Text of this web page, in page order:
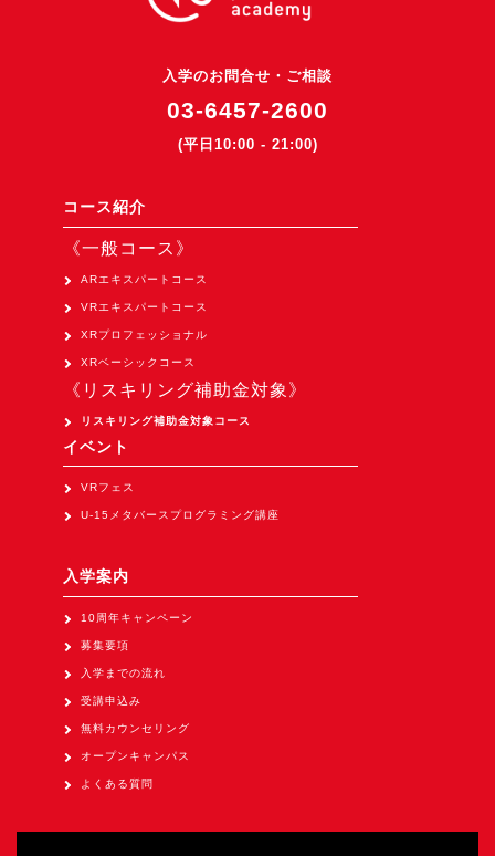
Apple Vision Pro アプリ開発研修
HoloLens 2 アプリ開発研修
《研究会》
XRビジネスフォーラム
《展示会》
TOKYO DIGICONX2026
（1/8～10東京ビッグサイト）に出展。
オートモーティブワールド2026
（1/21～23東京ビッグサイト）に出展。
Tsumiki Community Day 2026
《求人》
求人申込み
入学のお問合せ・ご相談
03-6457-2600
(平日10:00 - 21:00)
コース紹介
《一般コース》
ARエキスパートコース
VRエキスパートコース
XRプロフェッショナル
XRベーシックコース
《リスキリング補助金対象》
リスキリング補助金対象コース
イベント
VRフェス
U-15メタバースプログラミング講座
入学案内
10周年キャンペーン
募集要項
入学までの流れ
受講申込み
無料カウンセリング
オープンキャンパス
よくある質問